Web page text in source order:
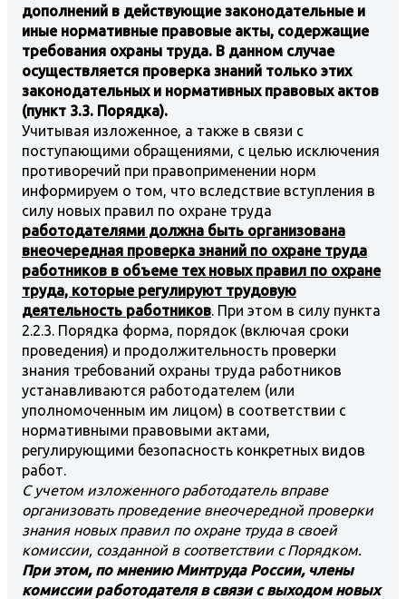
дополнений в действующие законодательные и
иные нормативные правовые акты, содержащие
требования охраны труда. В данном случае
осуществляется проверка знаний только этих
законодательных и нормативных правовых актов
(пункт 3.3. Порядка).
Учитывая изложенное, а также в связи с
поступающими обращениями, с целью исключения
противоречий при правоприменении норм
информируем о том, что вследствие вступления в
силу новых правил по охране труда
работодателями должна быть организована
внеочередная проверка знаний по охране труда
работников в объеме тех новых правил по охране
труда, которые регулируют трудовую
деятельность работников . При этом в силу пункта
2.2.3. Порядка форма, порядок (включая сроки
проведения) и продолжительность проверки
знания требований охраны труда работников
устанавливаются работодателем (или
уполномоченным им лицом) в соответствии с
нормативными правовыми актами,
регулирующими безопасность конкретных видов
работ.
С учетом изложенного работодатель вправе
организовать проведение внеочередной проверки
знания новых правил по охране труда в своей
комиссии, созданной в соответствии с Порядком.
При этом, по мнению Минтруда России, члены
комиссии работодателя в связи с выходом новых